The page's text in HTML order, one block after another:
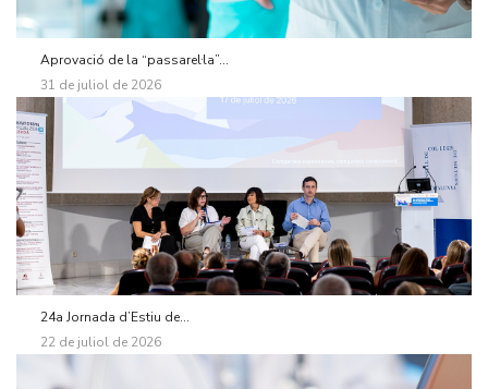
Aprovació de la “passarel·la”...
31 de juliol de 2026
24a Jornada d’Estiu de...
22 de juliol de 2026